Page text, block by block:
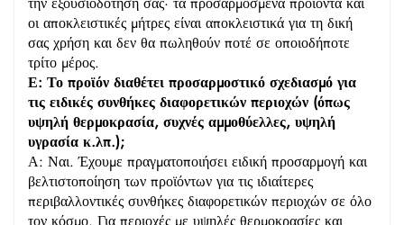
οι αποκλειστικές μήτρες είναι αποκλειστικά για τη δική
σας χρήση και δεν θα πωληθούν ποτέ σε οποιοδήποτε
τρίτο μέρος.
Ε: Το προϊόν διαθέτει προσαρμοστικό σχεδιασμό για
τις ειδικές συνθήκες διαφορετικών περιοχών (όπως
υψηλή θερμοκρασία, συχνές αμμοθύελλες, υψηλή
υγρασία κ.λπ.);
Α: Ναι. Έχουμε πραγματοποιήσει ειδική προσαρμογή και
βελτιστοποίηση των προϊόντων για τις ιδιαίτερες
περιβαλλοντικές συνθήκες διαφορετικών περιοχών σε όλο
τον κόσμο. Για περιοχές με υψηλές θερμοκρασίες και